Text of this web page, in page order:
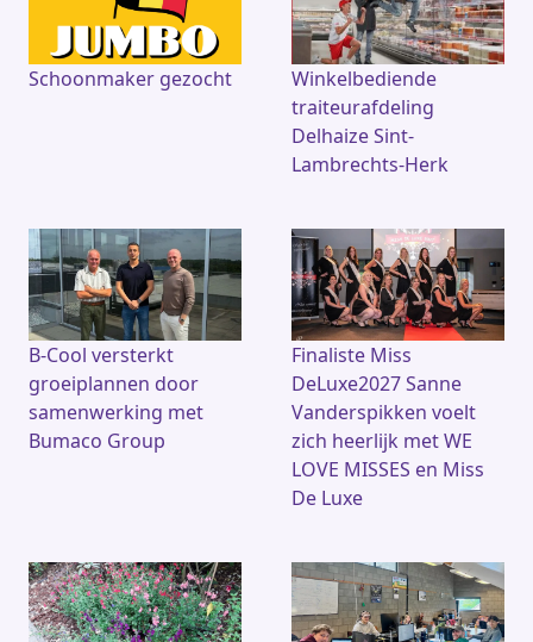
Schoonmaker gezocht
Winkelbediende
traiteurafdeling
Delhaize Sint-
Lambrechts-Herk
B-Cool versterkt
groeiplannen door
samenwerking met
Bumaco Group
Finaliste Miss
DeLuxe2027 Sanne
Vanderspikken voelt
zich heerlijk met WE
LOVE MISSES en Miss
De Luxe